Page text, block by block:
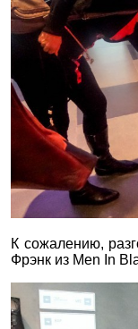
К сожалению,
Фрэнк из Men In